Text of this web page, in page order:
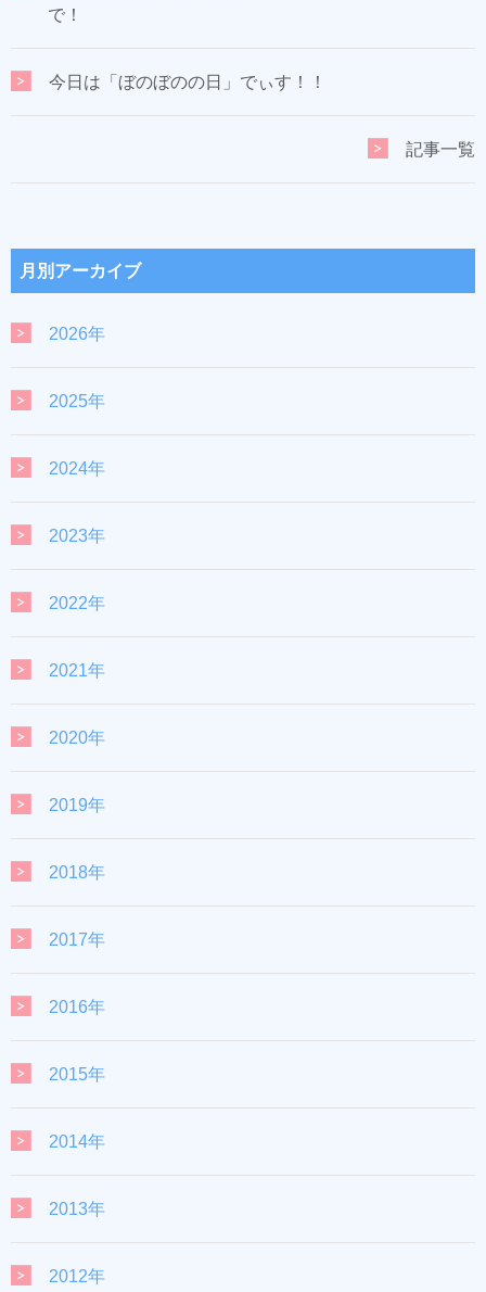
で！
今日は「ぼのぼのの日」でぃす！！
記事一覧
月別アーカイブ
2026年
2025年
2024年
2023年
2022年
2021年
2020年
2019年
2018年
2017年
2016年
2015年
2014年
2013年
2012年